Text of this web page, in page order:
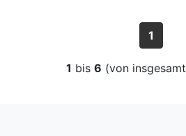
1
1 bis 6 (von insgesamt